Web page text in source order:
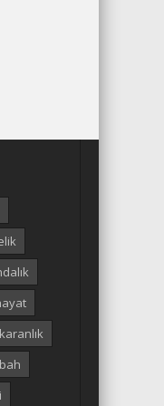
karanlık